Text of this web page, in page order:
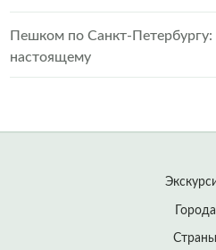
Пешком по Санкт-Петербургу:
настоящему
Города
Страны